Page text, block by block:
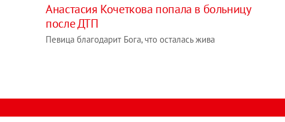
Анастасия Кочеткова попала в больницу
после ДТП
Певица благодарит Бога, что осталась жива